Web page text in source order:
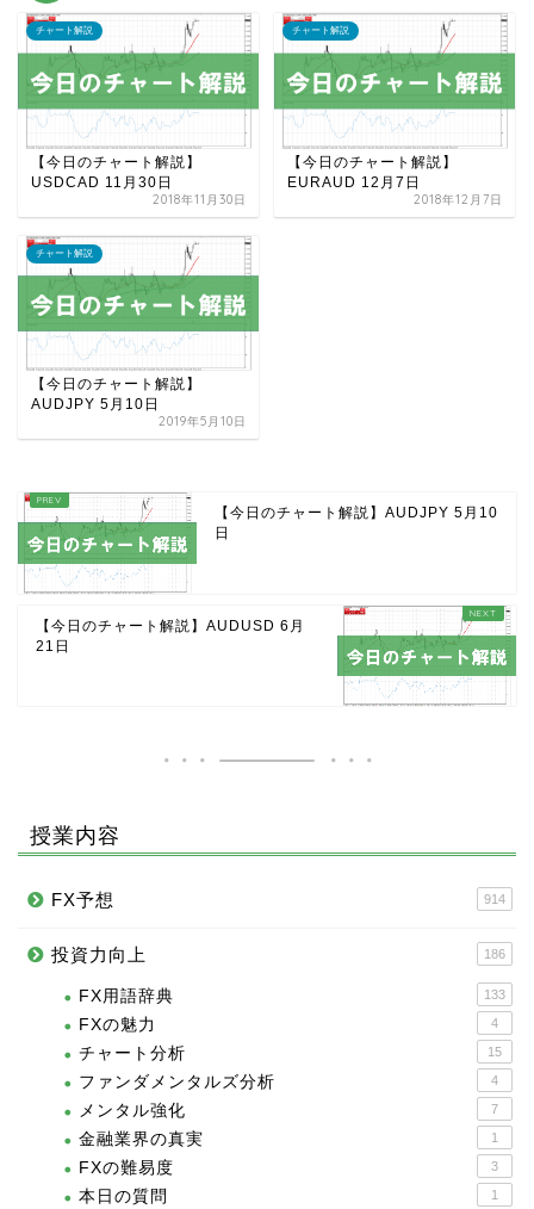
チャート解説
【今日のチャート解説】
USDCAD 11月30日
2018年11月30日
チャート解説
【今日のチャート解説】
EURAUD 12月7日
2018年12月7日
チャート解説
【今日のチャート解説】
AUDJPY 5月10日
2019年5月10日
【今日のチャート解説】AUDJPY 5月10
日
【今日のチャート解説】AUDUSD 6月
21日
授業内容
FX予想 914
投資力向上 186
FX用語辞典 133
FXの魅力 4
チャート分析 15
ファンダメンタルズ分析 4
メンタル強化 7
金融業界の真実 1
FXの難易度 3
本日の質問 1